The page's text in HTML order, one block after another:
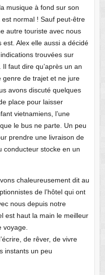
musique à fond sur son
est normal ! Sauf peut-être
autre touriste avec nous
Alex elle aussi a décidé
trouvées sur
faut dire qu’après un an
genre de trajet et ne jure
avons discuté quelques
place pour laisser
vietnamiens, l’une
le bus ne parte. Un peu
prendre une livraison de
conducteur stocke en un
chaleureusement dit au
de l’hôtel qui ont
nous depuis notre
est haut la main le meilleur
voyage.
de rêver, de vivre
instants un peu